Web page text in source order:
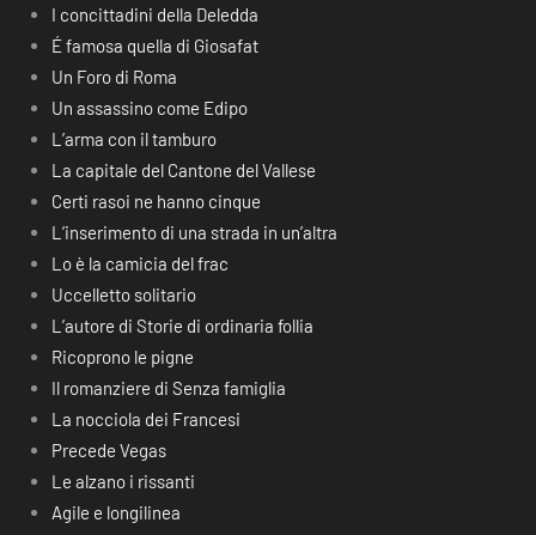
I concittadini della Deledda
É famosa quella di Giosafat
Un Foro di Roma
Un assassino come Edipo
L’arma con il tamburo
La capitale del Cantone del Vallese
Certi rasoi ne hanno cinque
L’inserimento di una strada in un’altra
Lo è la camicia del frac
Uccelletto solitario
L’autore di Storie di ordinaria follia
Ricoprono le pigne
Il romanziere di Senza famiglia
La nocciola dei Francesi
Precede Vegas
Le alzano i rissanti
Agile e longilinea